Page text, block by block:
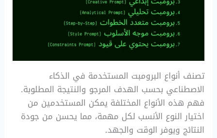
تصنف أنواع البرومبت المستخدمة في الذكاء
الاصطناعي بحسب الهدف المرجو والنتيجة المطلوبة.
فهم هذه الأنواع المختلفة يمكن المستخدمين من
اختيار النوع الأنسب لكل مهمة، مما يحسن من جودة
النتائج ويوفر الوقت والجهد.